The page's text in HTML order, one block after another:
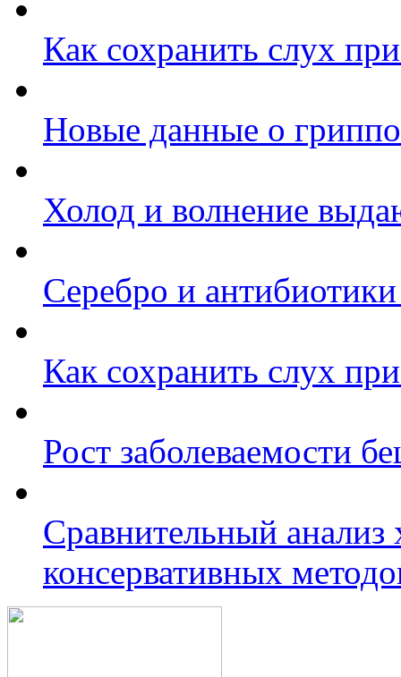
Как сохранить слух
Новые данные о
Холод и волнение
Серебро и
Как сохранить слух
Рост заболеваемости
Сравнительный анализ
консервативных